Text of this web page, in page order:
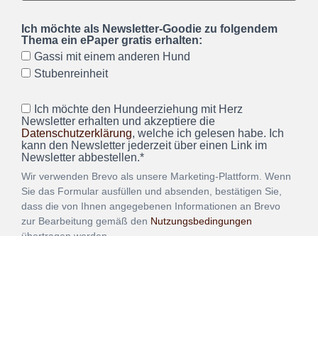
Ich möchte als Newsletter-Goodie zu folgendem
Thema ein ePaper gratis erhalten:
Gassi mit einem anderen Hund
Stubenreinheit
Ich möchte den Hundeerziehung mit Herz
Newsletter erhalten und akzeptiere die
Datenschutzerklärung, welche ich gelesen habe. Ich
kann den Newsletter jederzeit über einen Link im
Newsletter abbestellen.*
Wir verwenden Brevo als unsere Marketing-Plattform. Wenn
Sie das Formular ausfüllen und absenden, bestätigen Sie,
dass die von Ihnen angegebenen Informationen an Brevo
zur Bearbeitung gemäß den Nutzungsbedingungen
übertragen werden.